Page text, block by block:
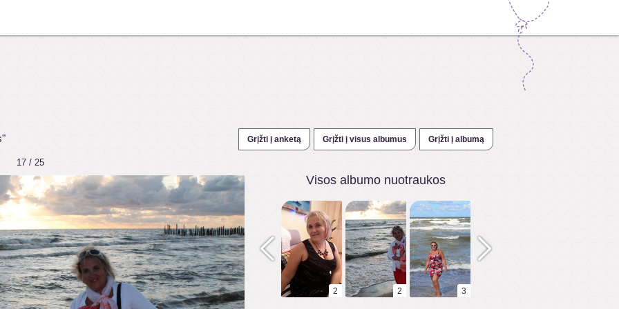
Grįžti į anketą Grįžti į visus albumus Grįžti į albumą
17 / 25
Visos albumo nuotraukos
1 1 2 2 3